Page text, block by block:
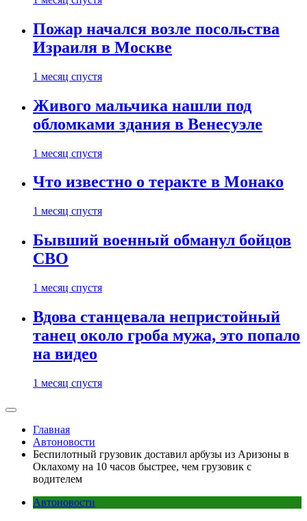
Пожар начался возле посольства
Израиля в Москве
1 месяц спустя
Живого мальчика нашли под
обломками здания в Венесуэле
1 месяц спустя
Что известно о теракте в Монако
1 месяц спустя
Бывший военный обманул бойцов
СВО
1 месяц спустя
Вдова станцевала непристойный
танец около гроба мужа, это попало
на видео
1 месяц спустя
Главная
Автоновости
Беспилотный грузовик доставил арбузы из Аризоны в
Оклахому на 10 часов быстрее, чем грузовик с
водителем
Автоновости